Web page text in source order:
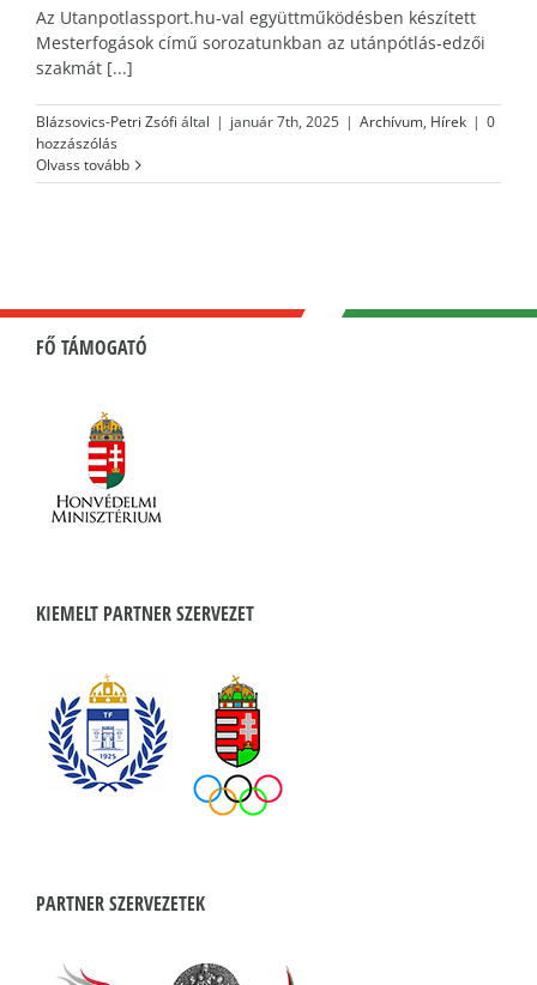
Az Utanpotlassport.hu-val együttműködésben készített
Mesterfogások című sorozatunkban az utánpótlás-edzői
szakmát [...]
Blázsovics-Petri Zsófi által | január 7th, 2025 | Archívum, Hírek | 0
hozzászólás
Olvass tovább
FŐ TÁMOGATÓ
KIEMELT PARTNER SZERVEZET
PARTNER SZERVEZETEK